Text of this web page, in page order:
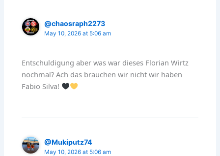
@chaosraph2273
May 10, 2026 at 5:06 am
Entschuldigung aber was war dieses Florian Wirtz
nochmal? Ach das brauchen wir nicht wir haben
Fabio Silva!
@Mukiputz74
May 10, 2026 at 5:06 am